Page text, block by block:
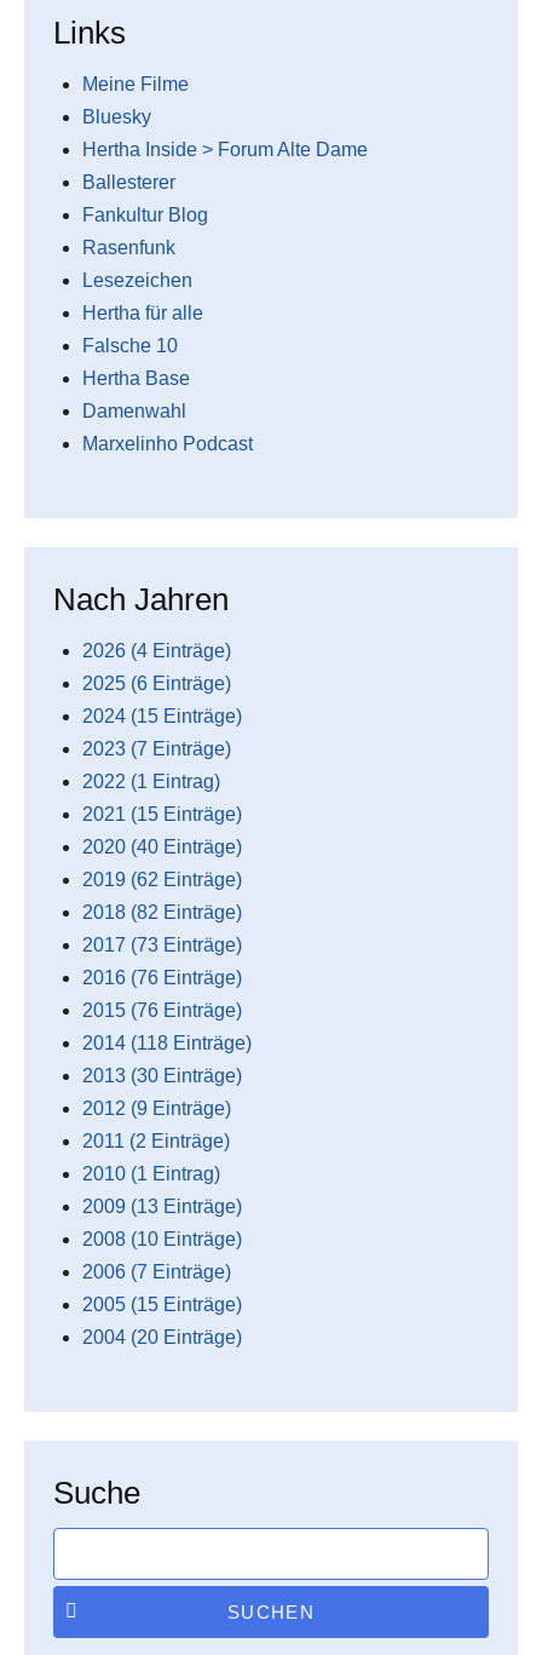
Links
Meine Filme
Bluesky
Hertha Inside > Forum Alte Dame
Ballesterer
Fankultur Blog
Rasenfunk
Lesezeichen
Hertha für alle
Falsche 10
Hertha Base
Damenwahl
Marxelinho Podcast
Nach Jahren
2026 (4 Einträge)
2025 (6 Einträge)
2024 (15 Einträge)
2023 (7 Einträge)
2022 (1 Eintrag)
2021 (15 Einträge)
2020 (40 Einträge)
2019 (62 Einträge)
2018 (82 Einträge)
2017 (73 Einträge)
2016 (76 Einträge)
2015 (76 Einträge)
2014 (118 Einträge)
2013 (30 Einträge)
2012 (9 Einträge)
2011 (2 Einträge)
2010 (1 Eintrag)
2009 (13 Einträge)
2008 (10 Einträge)
2006 (7 Einträge)
2005 (15 Einträge)
2004 (20 Einträge)
Suche
SUCHEN